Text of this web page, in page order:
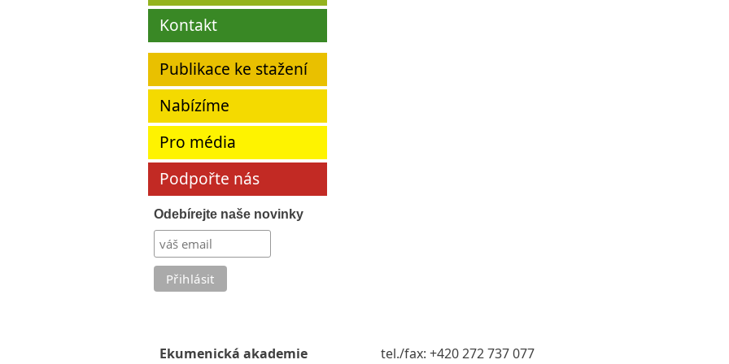
Kontakt
Publikace ke stažení
Nabízíme
Pro média
Podpořte nás
Odebírejte naše novinky
Ekumenická akademie
tel./fax: +420 272 737 077